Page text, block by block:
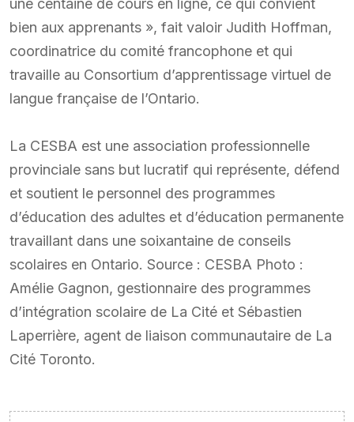
bien aux apprenants », fait valoir Judith Hoffman,
coordinatrice du comité francophone et qui
travaille au Consortium d’apprentissage virtuel de
langue française de l’Ontario.
La CESBA est une association professionnelle
provinciale sans but lucratif qui représente, défend
et soutient le personnel des programmes
d’éducation des adultes et d’éducation permanente
travaillant dans une soixantaine de conseils
scolaires en Ontario. Source : CESBA Photo :
Amélie Gagnon, gestionnaire des programmes
d’intégration scolaire de La Cité et Sébastien
Laperrière, agent de liaison communautaire de La
Cité Toronto.